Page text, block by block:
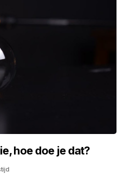
hoe doe je dat?